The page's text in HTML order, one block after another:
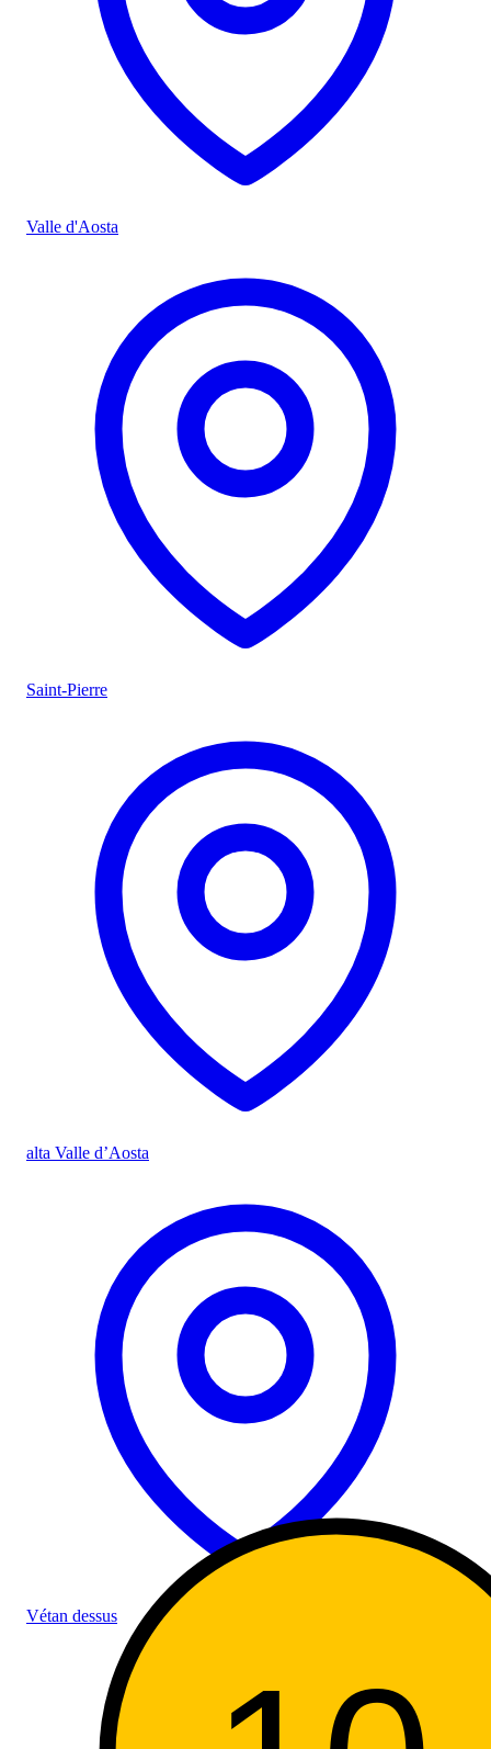
Valle d'Aosta
Saint-Pierre
alta Valle d’Aosta
Vétan dessus